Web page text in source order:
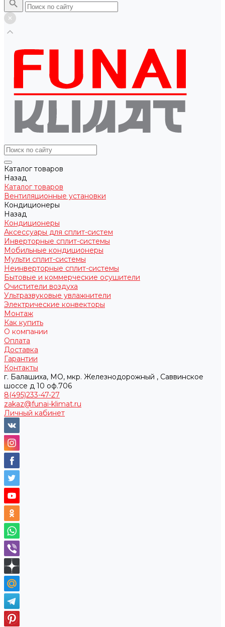
Каталог товаров
Назад
Каталог товаров
Вентиляционные установки
Кондиционеры
Назад
Кондиционеры
Аксессуары для сплит-систем
Инверторные сплит-системы
Мобильные кондиционеры
Мульти сплит-системы
Неинверторные сплит-системы
Бытовые и коммерческие осушители
Очистители воздуха
Ультразвуковые увлажнители
Электрические конвекторы
Монтаж
Как купить
О компании
Оплата
Доставка
Гарантии
Контакты
г. Балашиха, МО, мкр. Железнодорожный , Саввинское
шоссе д 10 оф.706
8(495)233-47-27
zakaz@funai-klimat.ru
Личный кабинет